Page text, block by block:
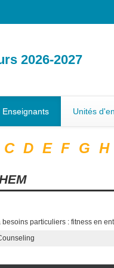
2026-2027
Enseignants Unités
C D E F G H
besoins particuliers : fitness en